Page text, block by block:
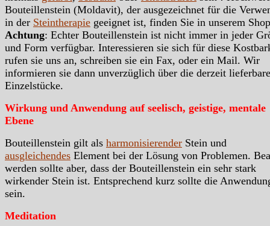
Bouteillenstein (Moldavit), der ausgezeichnet für die
in der Steintherapie geeignet ist, finden Sie in unserem
Achtung: Echter Bouteillenstein ist nicht immer in jeder
und Form verfügbar. Interessieren sie sich für diese
rufen sie uns an, schreiben sie ein Fax, oder ein Mail. Wir
informieren sie dann unverzüglich über die derzeit
Einzelstücke.
Wirkung und Anwendung auf seelisch, geistige, mentale
Ebene
Bouteillenstein gilt als harmonisierender Stein und
ausgleichendes Element bei der Lösung von Problemen.
werden sollte aber, dass der Bouteillenstein ein sehr stark
wirkender Stein ist. Entsprechend kurz sollte die
sein.
Meditation